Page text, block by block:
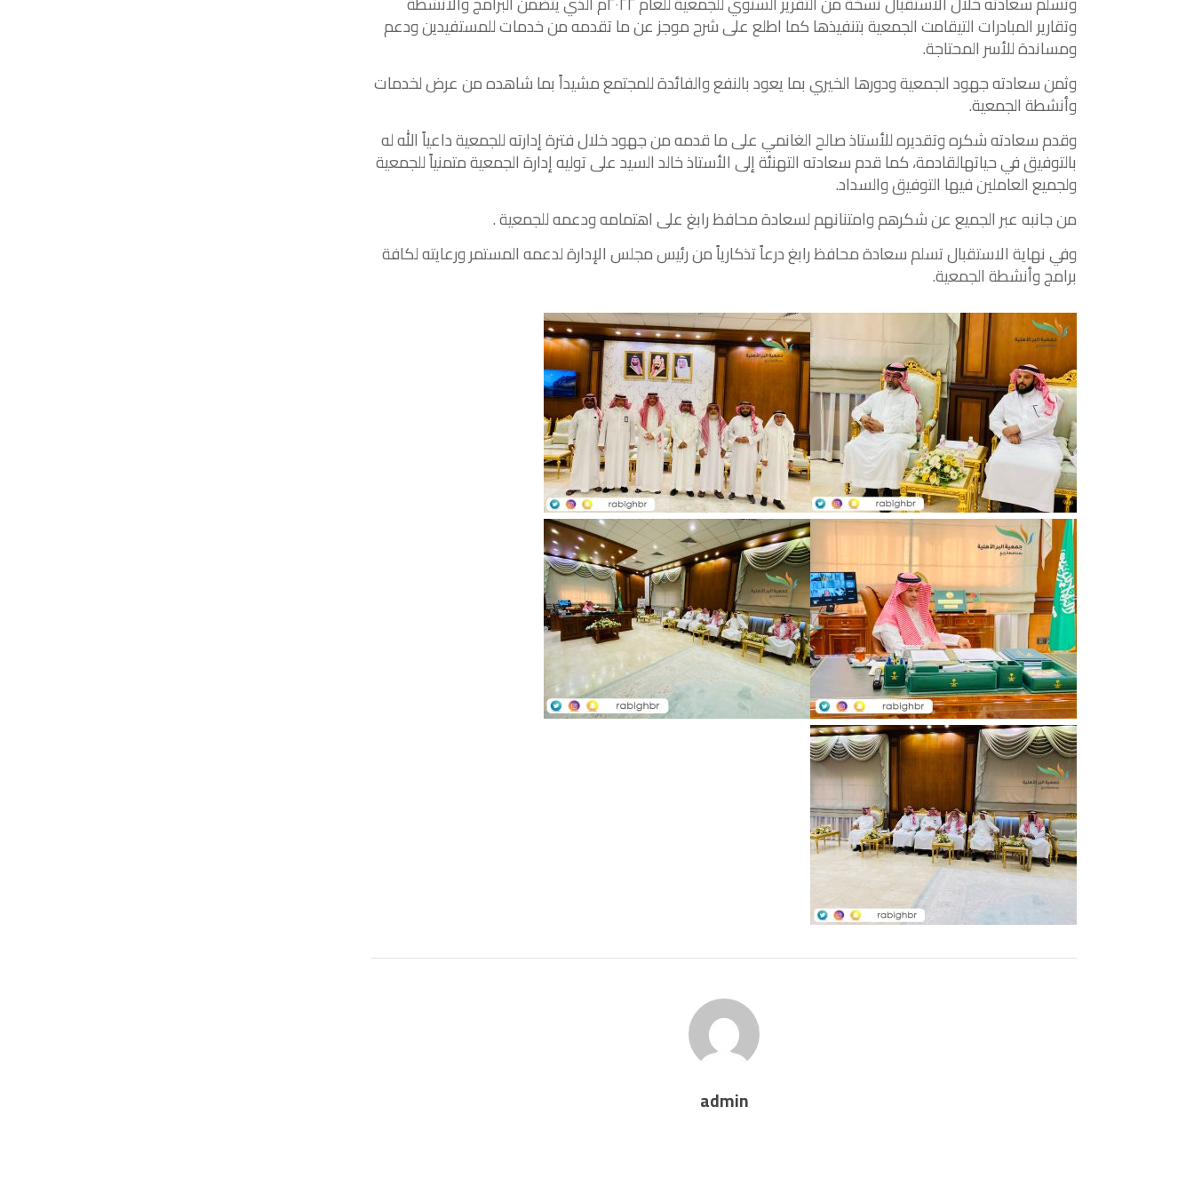
وتقاريرالمبادراتالتيقامتالجمعيةبتنفيذهاكما اطلععلىشرحموجزعنماتقدمهمنخدماتللمستفيدينودعم
ومساندةللأسرالمحتاجة.
وثمنسعادتهجهودالجمعيةودورها الخيريبمايعودبالنفعوالفائدةللمجتمعمشيداًبماشاهدهمنعرضلخدمات
وأنشطةالجمعية.
وقدمسعادتهشكرهوتقديرهللأستاذصالحالغانميعلىماقدمهمنجهودخلالفترةإدارتهللجمعيةداعياًاللهله
بالتوفيقفيحياتهالقادمة،كماقدمسعادتهالتهنئةإلىالأستاذخالدالسيدعلىتوليهإدارةالجمعيةمتمنياًللجمعية
ولجميعالعاملينفيها التوفيقوالسداد.
منجانبهعبرالجميععنشكرهموامتنانهملسعادةمحافظرابغعلىاهتمامهودعمهللجمعية.
وفينهايةالاستقبالتسلمسعادةمحافظرابغدرعاًتذكارياًمنرئيسمجلسالإدارةلدعمهالمستمرورعايتهلكافة
برامجوأنشطةالجمعية.
admin